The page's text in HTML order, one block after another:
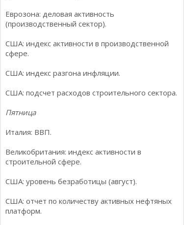
Еврозона: деловая активность
(производственный сектор).
США: индекс активности в производственной
сфере.
США: индекс разгона инфляции.
США: подсчет расходов строительного сектора.
Пятница
Италия: ВВП.
Великобритания: индекс активности в
строительной сфере.
США: уровень безработицы (август).
США: отчет по количеству активных нефтяных
платформ.